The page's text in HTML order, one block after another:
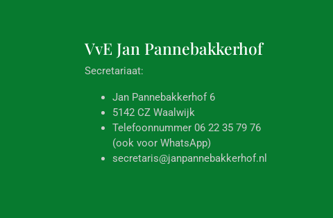
VvE Jan Pannebakkerhof
Secretariaat:
Jan Pannebakkerhof 6
5142 CZ Waalwijk
Telefoonnummer 06 22 35 79 76
(ook voor WhatsApp)
secretaris@janpannebakkerhof.nl